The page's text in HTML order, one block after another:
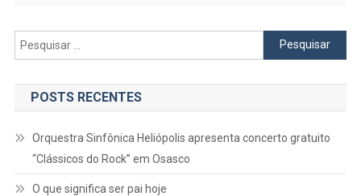
Pesquisar
por:
POSTS RECENTES
Orquestra Sinfônica Heliópolis apresenta concerto gratuito
“Clássicos do Rock” em Osasco
O que significa ser pai hoje